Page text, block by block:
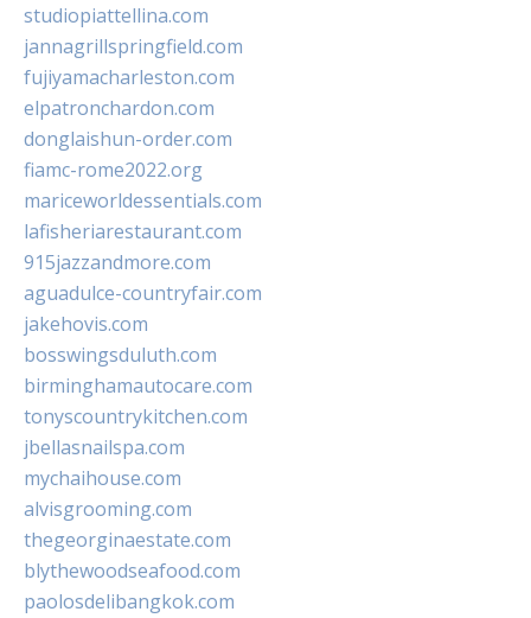
studiopiattellina.com
jannagrillspringfield.com
fujiyamacharleston.com
elpatronchardon.com
donglaishun-order.com
fiamc-rome2022.org
mariceworldessentials.com
lafisheriarestaurant.com
915jazzandmore.com
aguadulce-countryfair.com
jakehovis.com
bosswingsduluth.com
birminghamautocare.com
tonyscountrykitchen.com
jbellasnailspa.com
mychaihouse.com
alvisgrooming.com
thegeorginaestate.com
blythewoodseafood.com
paolosdelibangkok.com